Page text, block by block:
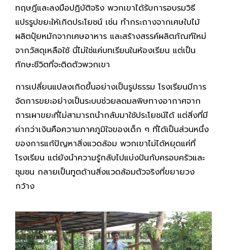
ทฤษฎีและลงมือปฏิบัติจริง พวกเขาได้รับการอบรมวิธี
แปรรูปขยะให้เกิดประโยชน์ เช่น ทำกระถางจากเศษใบไม้
ผลิตปุ๋ยหมักจากเศษอาหาร และสร้างสรรค์ผลิตภัณฑ์ใหม่
จากวัสดุเหลือใช้ นี่ไม่ใช่แค่บทเรียนในห้องเรียน แต่เป็น
ทักษะชีวิตที่จะติดตัวพวกเขา
การเปลี่ยนแปลงเกิดขึ้นอย่างเป็นรูปธรรม โรงเรียนมีการ
จัดการขยะอย่างเป็นระบบช่วยลดมลพิษทางอากาศจาก
การเผาขยะที่ไม่สามารถนำกลับมาใช้ประโยชน์ได้ แต่สิ่งที่มี
ค่ากว่าเงินคือความภาคภูมิใจของเด็ก ๆ ที่ได้เป็นส่วนหนึ่ง
ของการแก้ปัญหาสิ่งแวดล้อม พวกเขาไม่ได้หยุดแค่ที่
โรงเรียน แต่ยังนำความรู้กลับไปแบ่งปันกับครอบครัวและ
ชุมชน กลายเป็นทูตด้านสิ่งแวดล้อมตัวจริงที่ขยายวง
กว้าง